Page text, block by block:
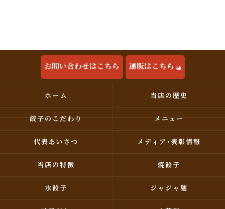
お問い合わせはこちら 通販はこちら
ホーム 当店の歴史
餃子のこだわり メニュー
代表あいさつ メディア･表彰情報
当店の特徴 焼餃子
水餃子 ジャジャ麺